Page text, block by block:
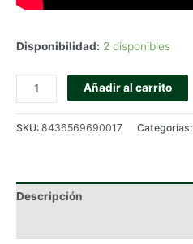
Disponibilidad: 2 disponibles
ESPONJA
PROFESIONAL
MICRO
MAGIC
DE
Añadir al carrito
SKU: 8436569690017 Categorías:
Descripción